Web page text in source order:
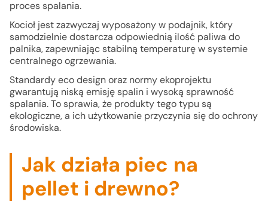
proces spalania.
Kocioł jest zazwyczaj wyposażony w podajnik, który
samodzielnie dostarcza odpowiednią ilość paliwa do
palnika, zapewniając stabilną temperaturę w systemie
centralnego ogrzewania.
Standardy eco design oraz normy ekoprojektu
gwarantują niską emisję spalin i wysoką sprawność
spalania. To sprawia, że produkty tego typu są
ekologiczne, a ich użytkowanie przyczynia się do ochrony
środowiska.
Jak działa piec na
pellet i drewno?